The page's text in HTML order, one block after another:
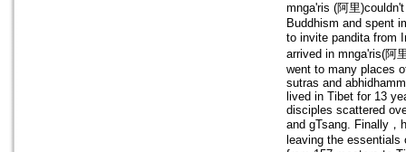
mnga'ris (阿里
Buddhism and spent
to invite pandita from
arrived in mnga'ris(阿
went to many places
sutras and
lived in Tibet for 13
disciples scattered
and gTsang. Finally，
leaving the